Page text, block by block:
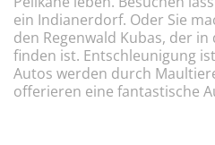
ein Indianerdorf. Oder Sie
den Regenwald Kubas, der
finden ist. Entschleunigung
Autos werden durch
offerieren eine fantastische